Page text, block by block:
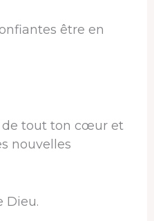
être en
de tout ton cœur et
nouvelles
Dieu.